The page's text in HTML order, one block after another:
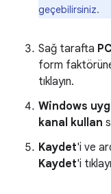
geçebilirsiniz.
Sağ tarafta
form faktörüne
tıklayın.
Windows
kanal kullan
Kaydet'i ve
Kaydet'i